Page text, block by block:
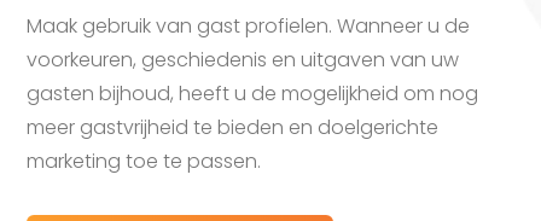
Maak gebruik van gast profielen. Wanneer u de
voorkeuren, geschiedenis en uitgaven van uw
gasten bijhoud, heeft u de mogelijkheid om nog
meer gastvrijheid te bieden en doelgerichte
marketing toe te passen.